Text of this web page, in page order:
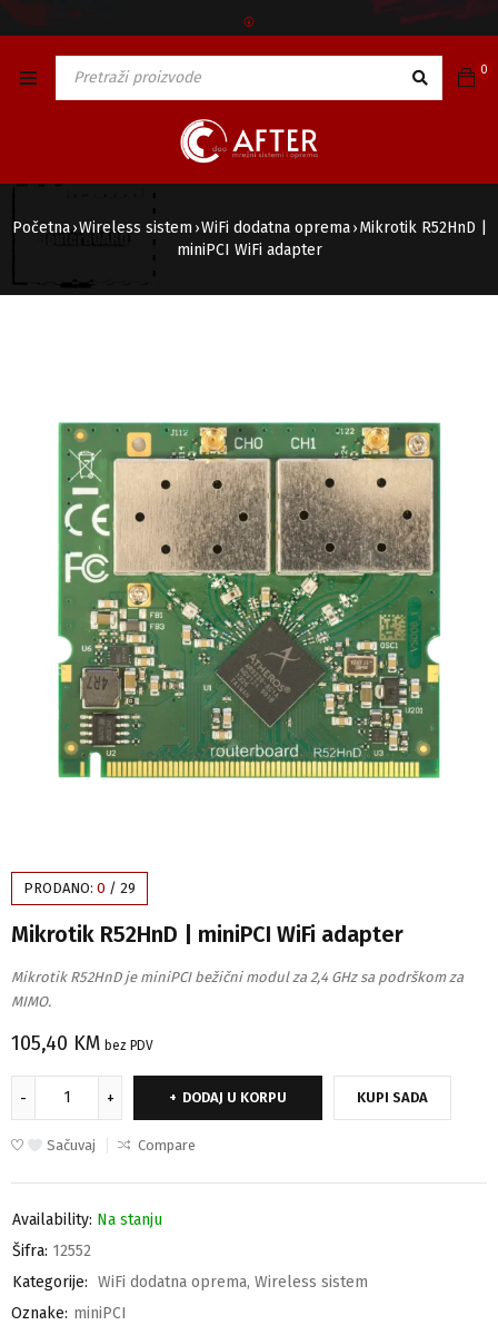
🅯
0
Početna ›Wireless sistem ›WiFi dodatna oprema › Mikrotik R52HnD |
miniPCI WiFi adapter
PRODANO: 0 / 29
Mikrotik R52HnD | miniPCI WiFi adapter
Mikrotik R52HnD je miniPCI bežični modul za 2,4 GHz sa podrškom za
MIMO.
105,40 KM bez PDV
DODAJ U KORPU KUPI SADA
Sačuvaj Compare
Availability: Na stanju
Šifra: 12552
Kategorije: WiFi dodatna oprema, Wireless sistem
Oznake: miniPCI